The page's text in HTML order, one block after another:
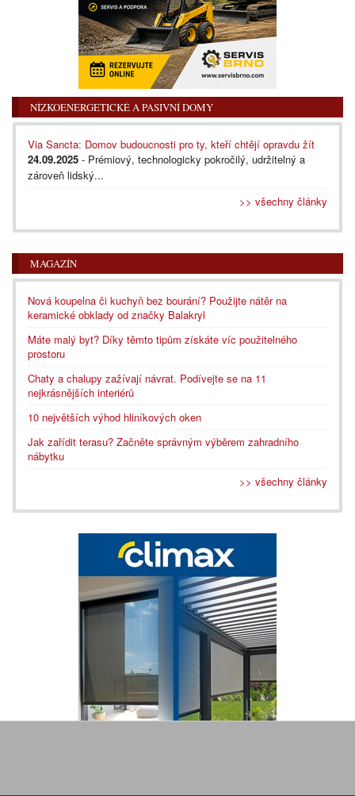
NÍZKOENERGETICKÉ A PASIVNÍ DOMY
Via Sancta: Domov budoucnosti pro ty, kteří chtějí opravdu žít
24.09.2025 - Prémiový, technologicky pokročilý, udržitelný a
zároveň lidský...
>> všechny články
MAGAZÍN
Nová koupelna či kuchyň bez bourání? Použijte nátěr na
keramické obklady od značky Balakryl
Máte malý byt? Díky těmto tipům získáte víc použitelného
prostoru
Chaty a chalupy zažívají návrat. Podívejte se na 11
nejkrásnějších interiérů
10 největších výhod hliníkových oken
Jak zařídit terasu? Začněte správným výběrem zahradního
nábytku
>> všechny články